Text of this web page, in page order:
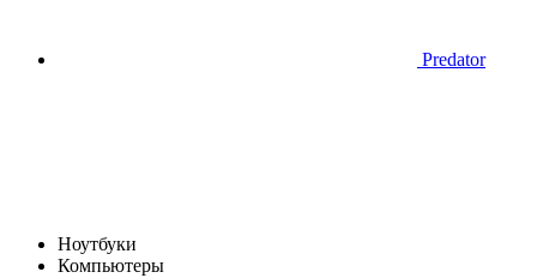
Predator
Ноутбуки
Компьютеры